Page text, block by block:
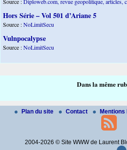
Source :Diploweb.com, revue geopolitique, articles,
Hors Série – Vol 501 d’Ariane 5
Source :NoLimitSecu
Vulnpocalypse
Source :NoLimitSecu
Dans la même
Plan du site Contact Mentions
2004-2026 © Site WWW de Laurent